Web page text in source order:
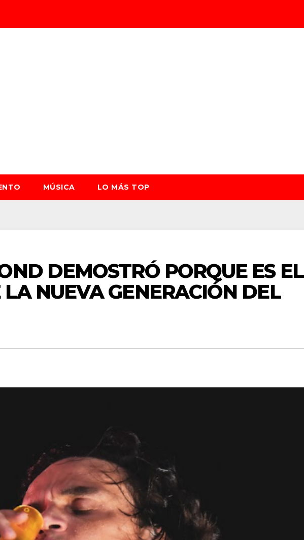
MÚSICA LO MÁS TOP
DEMOSTRÓ PORQUE ES EL
NUEVA GENERACIÓN DEL